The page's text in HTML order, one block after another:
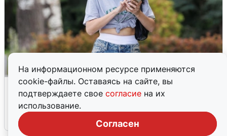
На информационном ресурсе применяются
cookie-файлы. Оставаясь на сайте, вы
подтверждаете свое согласие на их
использование.
Согласен
Волгоградцы остались без
мобильного интернета
6 августа